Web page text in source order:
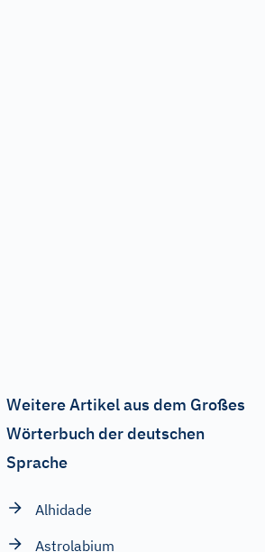
Weitere Artikel aus dem Großes
Wörterbuch der deutschen
Sprache
Alhidade
Astrolabium